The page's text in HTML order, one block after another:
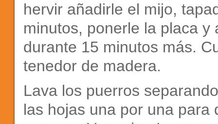
hervir añadirle el mijo,
minutos, ponerle la placa
durante 15 minutos más.
tenedor de madera.
Lava los puerros
las hojas una por una para